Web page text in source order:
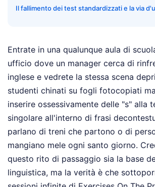
Il fallimento dei test standardizzati e la via
Entrate in una qualunque aula di
ufficio dove un manager cerca di
inglese e vedrete la stessa scena
studenti chinati su fogli fotocopiati
inserire ossessivamente delle "s" alla
singolare all'interno di frasi
parlano di treni che partono o di
mangiano mele ogni santo giorno.
questo rito di passaggio sia la base
linguistica, ma la verità è che